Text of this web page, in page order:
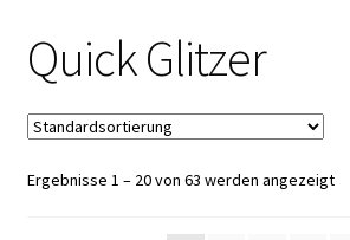
Datenschutzerklärung
Echtheit von Bewertungen
Impressum
Quick Glitzer
Ergebnisse 1 – 20 von 63 werden angezeigt